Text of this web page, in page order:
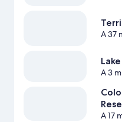
A 37
A 3
A 17